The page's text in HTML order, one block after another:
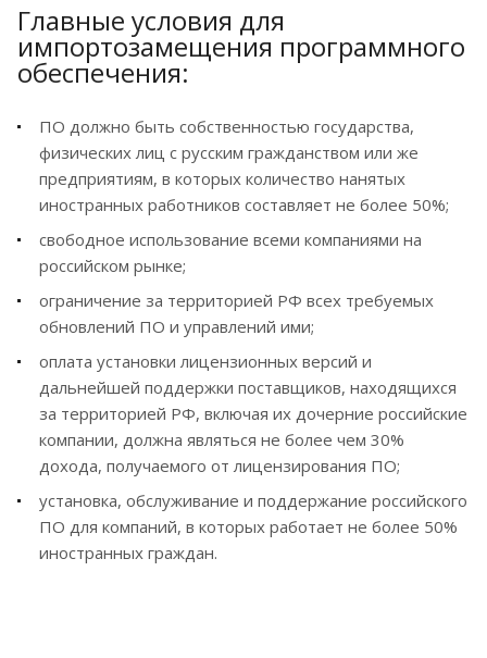
Главные условия для
импортозамещения программного
обеспечения:
ПО должно быть собственностью государства,
физических лиц с русским гражданством или же
предприятиям, в которых количество нанятых
иностранных работников составляет не более 50%;
свободное использование всеми компаниями на
российском рынке;
ограничение за территорией РФ всех требуемых
обновлений ПО и управлений ими;
оплата установки лицензионных версий и
дальнейшей поддержки поставщиков, находящихся
за территорией РФ, включая их дочерние российские
компании, должна являться не более чем 30%
дохода, получаемого от лицензирования ПО;
установка, обслуживание и поддержание российского
ПО для компаний, в которых работает не более 50%
иностранных граждан.